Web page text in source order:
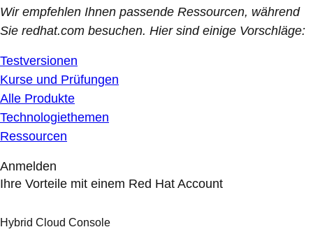
Wir empfehlen Ihnen passende Ressourcen, während
Sie redhat.com besuchen. Hier sind einige Vorschläge:
Testversionen
Kurse und Prüfungen
Alle Produkte
Technologiethemen
Ressourcen
Anmelden
Ihre Vorteile mit einem Red Hat Account
Hybrid Cloud Console